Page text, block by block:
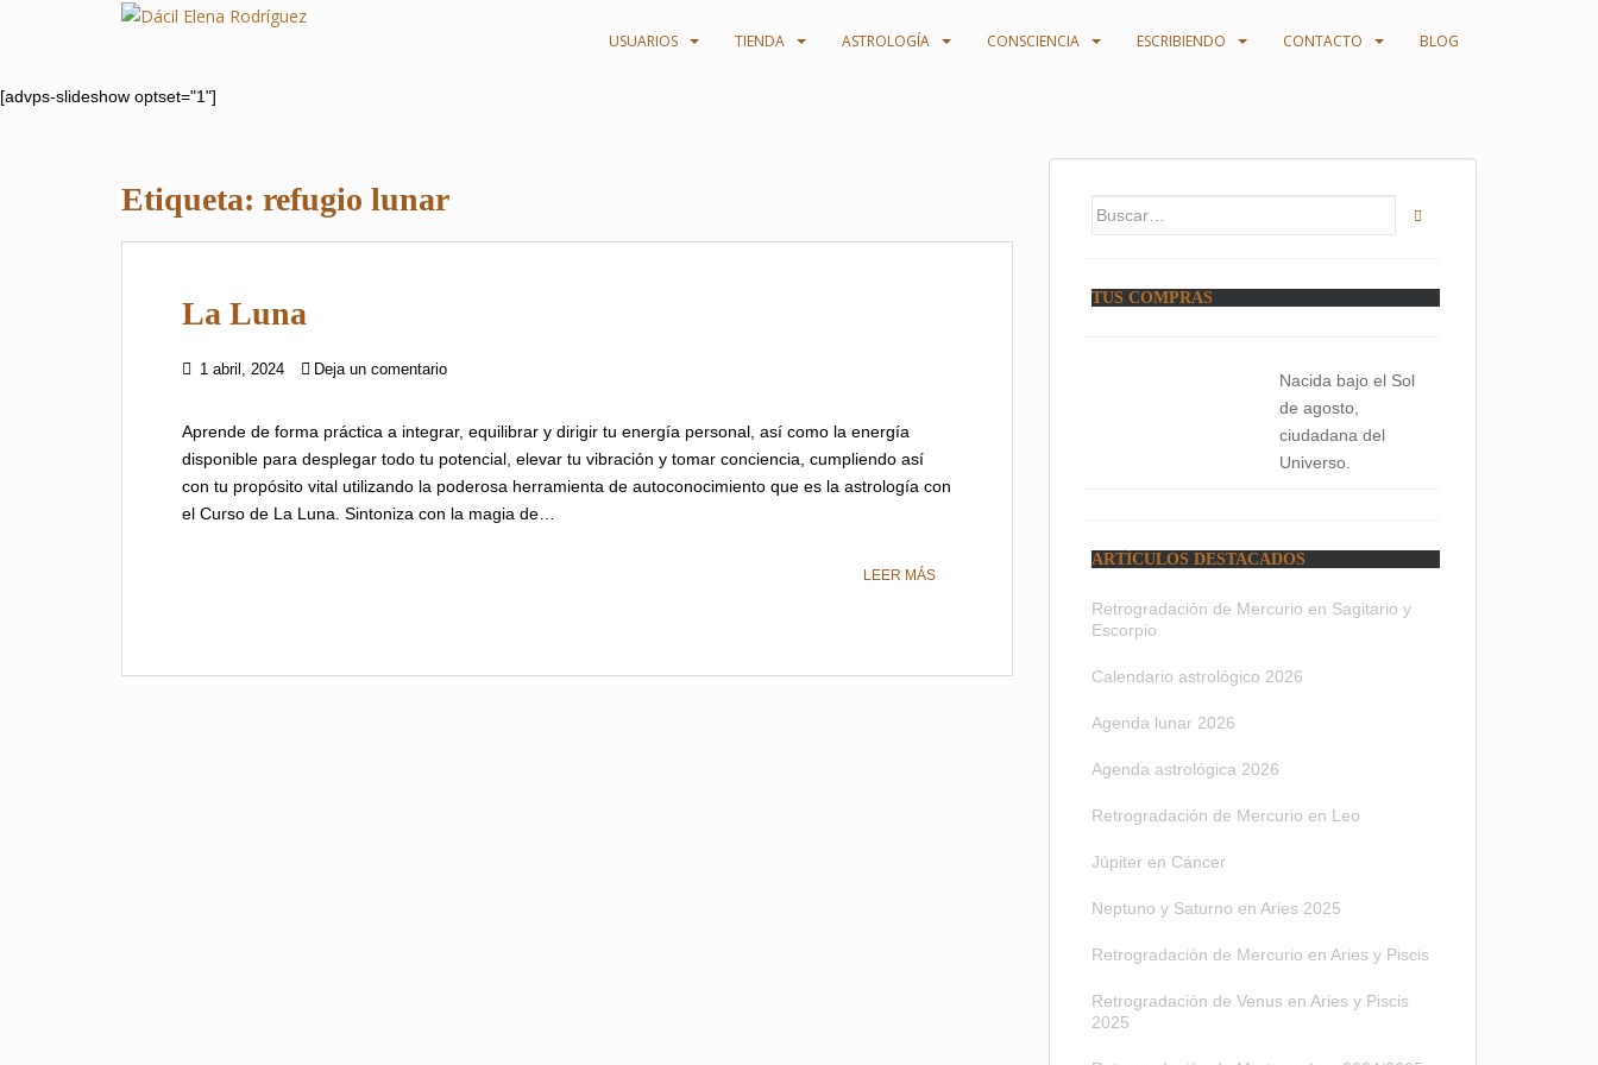
p
USUARIOS TIENDA ASTROLOGÍA CONSCIENCIA ESCRIBIENDO CONTACTO BLOG
[advps-slideshow optset="1"]
Etiqueta: refugio lunar
La Luna
1 abril, 2024 Deja un comentario
Aprende de forma práctica a integrar, equilibrar y dirigir tu energía personal, así como la energía
disponible para desplegar todo tu potencial, elevar tu vibración y tomar conciencia, cumpliendo así
con tu propósito vital utilizando la poderosa herramienta de autoconocimiento que es la astrología con
el Curso de La Luna. Sintoniza con la magia de…
LEER MÁS
Buscar:
TUS COMPRAS
Nacida bajo el Sol
de agosto,
ciudadana del
Universo.
ARTÍCULOS DESTACADOS
Retrogradación de Mercurio en Sagitario y
Escorpio
Calendario astrológico 2026
Agenda lunar 2026
Agenda astrológica 2026
Retrogradación de Mercurio en Leo
Júpiter en Cáncer
Neptuno y Saturno en Aries 2025
Retrogradación de Mercurio en Aries y Piscis
Retrogradación de Venus en Aries y Piscis
2025